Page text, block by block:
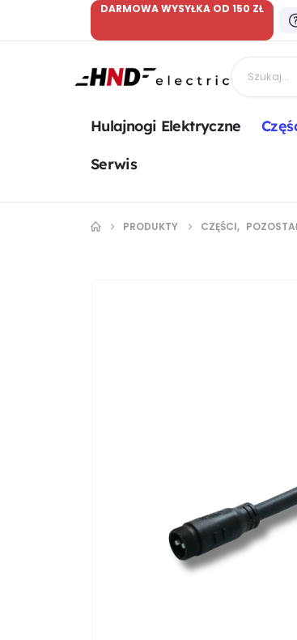
DARMOWA WYSYŁKA OD 150 ZŁ
Hulajnogi Elektryczne
Serwis
PRODUKTY CZĘŚCI,